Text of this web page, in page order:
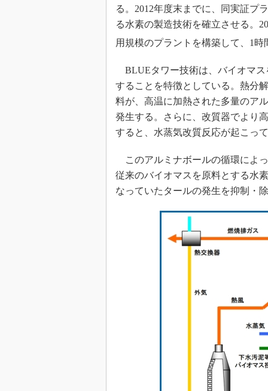
る。2012年度末までに、同実証プ
る水素の製造技術を確立させる。
用規模のプラントを構築して、1時
BLUEタワー技術は、バイオマス
することを特徴としている。熱分
料が、高温に加熱された多量のア
発生する。さらに、改質器でより
すると、水蒸気改質反応が起こっ
このアルミナボールの循環によ
従来のバイオマスを原料とする水
なっていたタールの発生を抑制・